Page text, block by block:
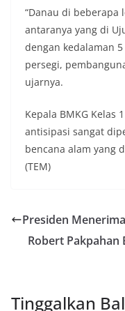
“Danau di beberapa
antaranya yang di
dengan kedalaman
persegi,
ujarnya.
Kepala BMKG Kelas
antisipasi sangat
bencana alam yang
(TEM)
Presiden
Robert Pakpahan
Tinggalkan